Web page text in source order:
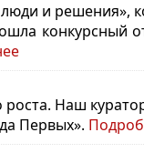
и решения»,
конкурсный
Наш
Первых».